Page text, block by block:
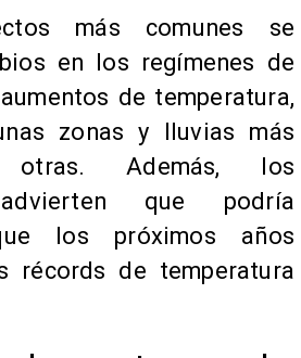
más comunes se
en los regímenes de
de temperatura,
zonas y lluvias más
Además, los
que podría
los próximos años
récords de temperatura